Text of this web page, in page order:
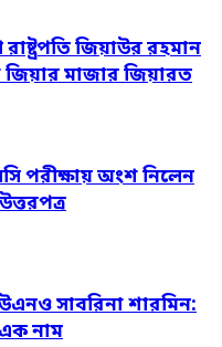
জিয়াউর রহমান
জিয়ার মাজার জিয়ারত
পরীক্ষায় অংশ নিলেন
সাবরিনা শারমিন:
নাম